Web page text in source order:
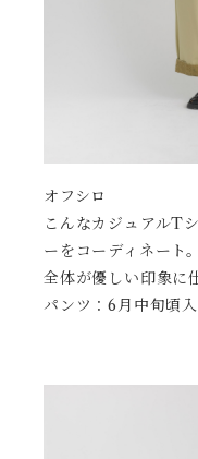
オフシロ
こんなカジュアルT
ーをコーディネート。
全体が優しい印象に
パンツ：6月中旬頃